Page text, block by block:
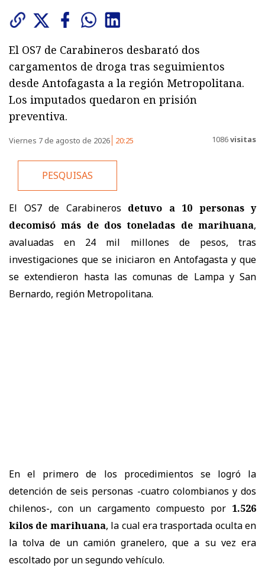
El OS7 de Carabineros desbarató dos
cargamentos de droga tras seguimientos
desde Antofagasta a la región Metropolitana.
Los imputados quedaron en prisión
preventiva.
Viernes 7 de agosto de 2026 20:25 1086visitas
PESQUISAS
El OS7 de Carabineros detuvo a 10 personas y
decomisó más de dos toneladas de marihuana,
avaluadas en 24 mil millones de pesos, tras
investigaciones que se iniciaron en Antofagasta y que
se extendieron hasta las comunas de Lampa y San
Bernardo, región Metropolitana.
En el primero de los procedimientos se logró la
detención de seis personas -cuatro colombianos y dos
chilenos-, con un cargamento compuesto por 1.526
kilos de marihuana, la cual era trasportada oculta en
la tolva de un camión granelero, que a su vez era
escoltado por un segundo vehículo.